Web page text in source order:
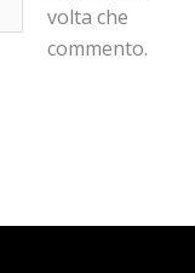
volta che
commento.